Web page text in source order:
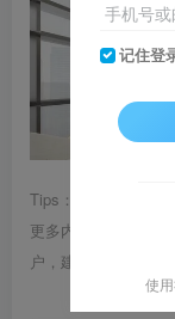
Tips：1.内容图片或
更多内容（无展示
户，建议用123云盘
手机号
记住登
使